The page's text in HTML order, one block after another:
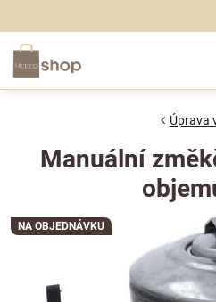
NA OBJEDNÁVKU
Úprava
Manuální